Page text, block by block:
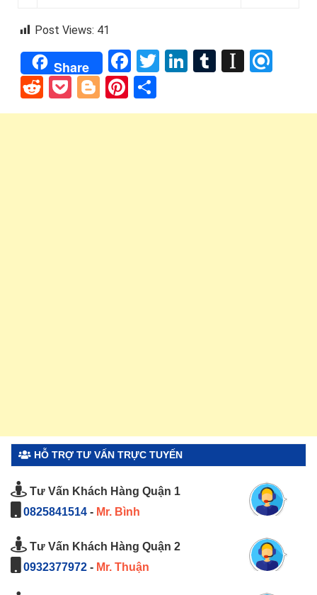
Post Views: 41
Share Facebook
TwitterLinkedIn
Tumblr
RedditPocket
BloggerPinterest
HỖ TRỢ TƯ VẤN TRỰC TUYẾN
Tư Vấn Khách Hàng Quận 1
0825841514 - Mr. Bình
Tư Vấn Khách Hàng Quận 2
0932377972 - Mr. Thuận